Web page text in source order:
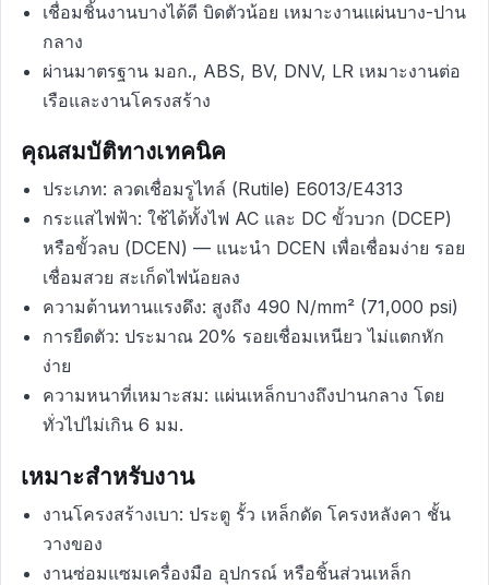
เชื่อมชิ้นงานบางได้ดี บิดตัวน้อย เหมาะงานแผ่นบาง-ปาน
กลาง
ผ่านมาตรฐาน มอก., ABS, BV, DNV, LR เหมาะงานต่อ
เรือและงานโครงสร้าง
คุณสมบัติทางเทคนิค
ประเภท: ลวดเชื่อมรูไทล์ (Rutile) E6013/E4313
กระแสไฟฟ้า: ใช้ได้ทั้งไฟ AC และ DC ขั้วบวก (DCEP)
หรือขั้วลบ (DCEN) — แนะนำ DCEN เพื่อเชื่อมง่าย รอย
เชื่อมสวย สะเก็ดไฟน้อยลง
ความต้านทานแรงดึง: สูงถึง 490 N/mm² (71,000 psi)
การยืดตัว: ประมาณ 20% รอยเชื่อมเหนียว ไม่แตกหัก
ง่าย
ความหนาที่เหมาะสม: แผ่นเหล็กบางถึงปานกลาง โดย
ทั่วไปไม่เกิน 6 มม.
เหมาะสำหรับงาน
งานโครงสร้างเบา: ประตู รั้ว เหล็กดัด โครงหลังคา ชั้น
วางของ
งานซ่อมแซมเครื่องมือ อุปกรณ์ หรือชิ้นส่วนเหล็ก